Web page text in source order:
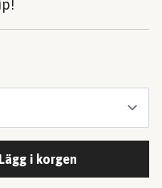
Lägg i korgen